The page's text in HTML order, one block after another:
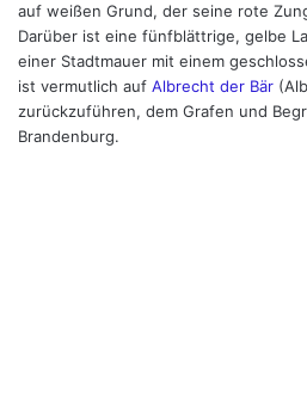
auf weißen Grund, der seine rote
Darüber ist eine fünfblättrige, gelbe
einer Stadtmauer mit einem
ist vermutlich auf Albrecht der Bär
zurückzuführen, dem Grafen und
Brandenburg.